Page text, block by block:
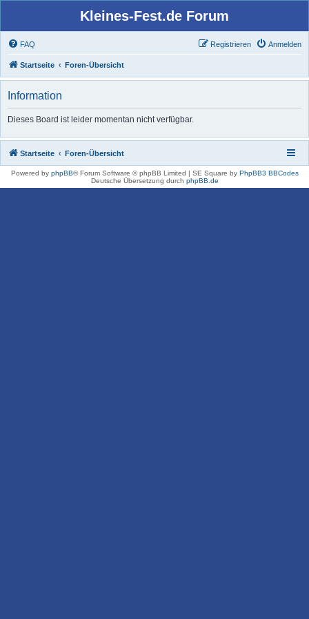
Kleines-Fest.de Forum
FAQ Anmelden
Registrieren
Startseite Foren-Übersicht
Information
Dieses Board ist leider momentan nicht verfügbar.
Startseite Foren-Übersicht
Powered by phpBB® Forum Software © phpBB Limited | SE Square by PhpBB3 BBCodes
Deutsche Übersetzung durch phpBB.de